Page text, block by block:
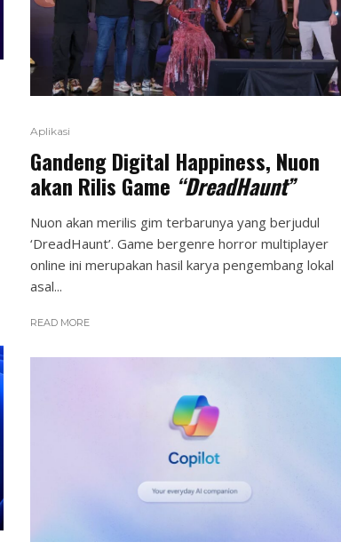
Aplikasi
Gandeng Digital Happiness, Nuon
akan Rilis Game “DreadHaunt”
Nuon akan merilis gim terbarunya yang berjudul
‘DreadHaunt’. Game bergenre horror multiplayer
online ini merupakan hasil karya pengembang lokal
asal...
READ MORE